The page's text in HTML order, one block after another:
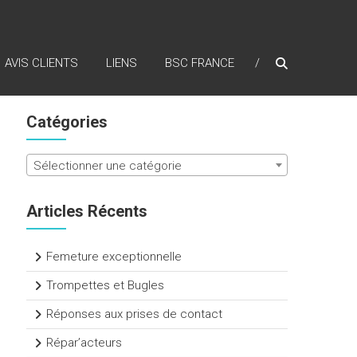
AVIS CLIENTS LIENS BSC FRANCE
Catégories
Sélectionner une catégorie
Articles Récents
Femeture exceptionnelle
Trompettes et Bugles
Réponses aux prises de contact
Répar’acteurs